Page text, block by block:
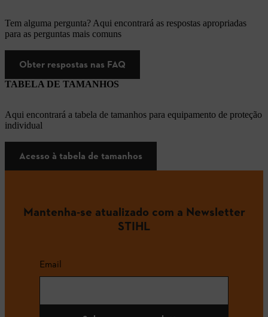
Tem alguma pergunta? Aqui encontrará as respostas apropriadas
para as perguntas mais comuns
Obter respostas nas FAQ
TABELA DE TAMANHOS
Aqui encontrará a tabela de tamanhos para equipamento de proteção
individual
Acesso à tabela de tamanhos
Mantenha-se atualizado com a Newsletter
STIHL
Email